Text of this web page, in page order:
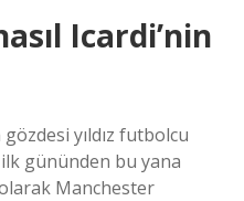
Icardi’nin
yıldız futbolcu
gününden bu yana
Manchester